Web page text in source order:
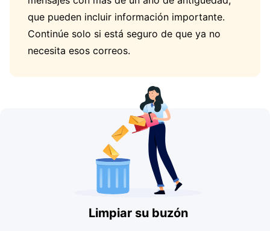
que pueden incluir información importante.
Continúe solo si está seguro de que ya no
necesita esos correos.
Limpiar su buzón